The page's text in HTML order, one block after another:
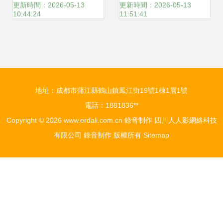
頻制作的理想伙伴
更新時間：2026-05-13
10:44:24
畫中律動
更新時間：2026-05-13
11:51:41
地址：成都市蒲江縣鶴山鎮鳳江街19號1棟1層1號
電話：1881836**
Copyright © 2026 www.erdali.com.cn 錄音制作 四川人人影網絡科技
有限公司 錄音制作 版權所有 Sitemap